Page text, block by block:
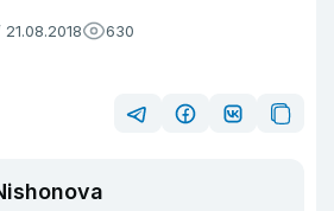
21.08.2018 630